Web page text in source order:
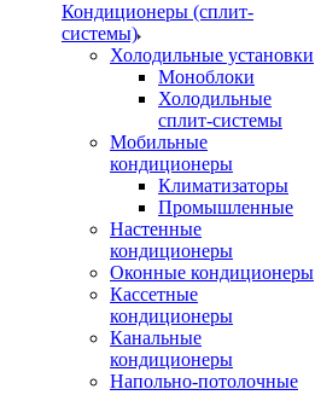
Кондиционеры (сплит-
системы)
Холодильные установки
Моноблоки
Холодильные
сплит-системы
Мобильные
кондиционеры
Климатизаторы
Промышленные
Настенные
кондиционеры
Оконные кондиционеры
Кассетные
кондиционеры
Канальные
кондиционеры
Напольно-потолочные